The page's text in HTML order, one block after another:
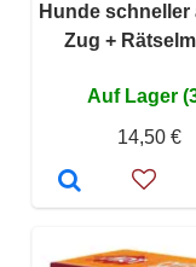
Hunde schneller
Zug +
Auf Lager
14,50 €